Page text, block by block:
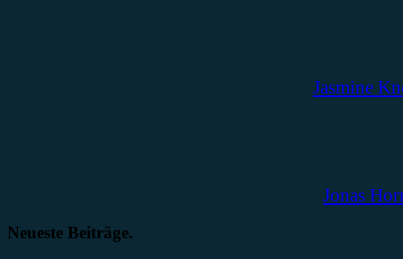
Jasmine
Jonas
Neueste Beiträge.